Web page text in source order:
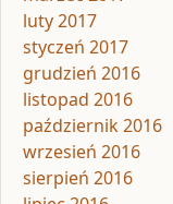
luty 2017
styczeń 2017
grudzień 2016
listopad 2016
październik 2016
wrzesień 2016
sierpień 2016